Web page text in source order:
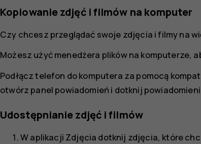
Kopiowanie zdjęć i filmów na komputer
Czy chcesz przeglądać swoje zdjęcia i filmy na
Możesz użyć menedżera plików na komputerze,
Podłącz telefon do komputera za pomocą
otwórz panel powiadomień i dotknij
Udostępnianie zdjęć i filmów
W aplikacji Zdjęcia dotknij zdjęcia, które